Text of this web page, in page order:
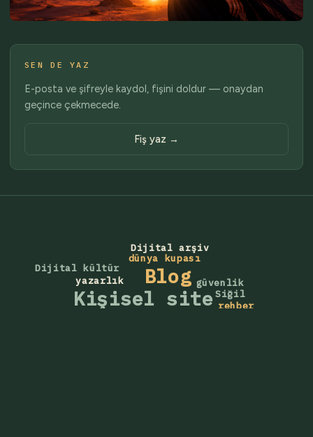
SEN DE YAZ
E-posta ve şifreyle kaydol, fişini doldur — onaydan
geçince çekmecede.
Fiş yaz →
Kişisel site
Blog
rehber
yazarlık güvenlik
dünya kupası
Dijital kültür
Dijital arşiv
Siğil